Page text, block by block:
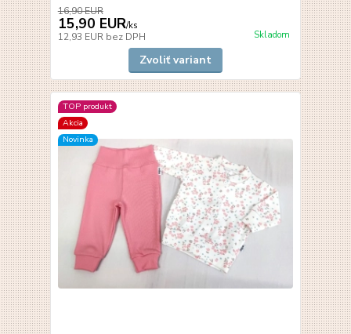
16,90 EUR
15,90 EUR/ks
12,93 EUR bez DPH Skladom
Zvoliť variant
TOP produkt
Akcia
Novinka